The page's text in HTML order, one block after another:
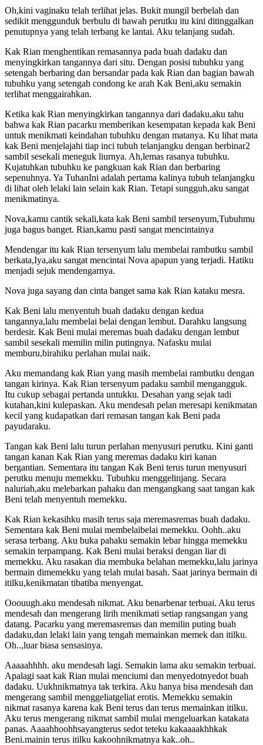
Oh,kini vaginaku telah terlihat jelas. Bukit mungil berbelah dan
sedikit menggunduk berbulu di bawah perutku itu kini ditinggalkan
penutupnya yang telah terbang ke lantai. Aku telanjang sudah.
Kak Rian menghentikan remasannya pada buah dadaku dan
menyingkirkan tangannya dari situ. Dengan posisi tubuhku yang
setengah berbaring dan bersandar pada kak Rian dan bagian bawah
tubuhku yang setengah condong ke arah Kak Beni,aku semakin
terlihat menggairahkan.
Ketika kak Rian menyingkirkan tangannya dari dadaku,aku tahu
bahwa kak Rian pacarku memberikan kesempatan kepada kak Beni
untuk menikmati keindahan tubuhku dengan matanya. Ku lihat mata
kak Beni menjelajahi tiap inci tubuh telanjangku dengan berbinar2
sambil sesekali meneguk liurnya. Ah,lemas rasanya tubuhku.
Kujatuhkan tubuhku ke pangkuan kak Rian dan berbaring
sepenuhnya. Ya TuhanIni adalah pertama kalinya tubuh telanjangku
di lihat oleh lelaki lain selain kak Rian. Tetapi sungguh,aku sangat
menikmatinya.
Nova,kamu cantik sekali,kata kak Beni sambil tersenyum,Tubuhmu
juga bagus banget. Rian,kamu pasti sangat mencintainya
Mendengar itu kak Rian tersenyum lalu membelai rambutku sambil
berkata,Iya,aku sangat mencintai Nova apapun yang terjadi. Hatiku
menjadi sejuk mendengarnya.
Nova juga sayang dan cinta banget sama kak Rian kataku mesra.
Kak Beni lalu menyentuh buah dadaku dengan kedua
tangannya,lalu membelai belai dengan lembut. Darahku langsung
berdesir. Kak Beni mulai meremas buah dadaku dengan lembut
sambil sesekali memilin milin putingnya. Nafasku mulai
memburu,birahiku perlahan mulai naik.
Aku memandang kak Rian yang masih membelai rambutku dengan
tangan kirinya. Kak Rian tersenyum padaku sambil mengangguk.
Itu cukup sebagai pertanda untukku. Desahan yang sejak tadi
kutahan,kini kulepaskan. Aku mendesah pelan meresapi kenikmatan
kecil yang kudapatkan dari remasan tangan kak Beni pada
payudaraku.
Tangan kak Beni lalu turun perlahan menyusuri perutku. Kini ganti
tangan kanan Kak Rian yang meremas dadaku kiri kanan
bergantian. Sementara itu tangan Kak Beni terus turun menyusuri
perutku menuju memekku. Tubuhku menggelinjang. Secara
naluriah,aku melebarkan pahaku dan mengangkang saat tangan kak
Beni telah menyentuh memekku.
Kak Rian kekasihku masih terus saja meremasremas buah dadaku.
Sementara kak Beni mulai membelaibelai memekku. Oohh..aku
serasa terbang. Aku buka pahaku semakin lebar hingga memekku
semakin terpampang. Kak Beni mulai beraksi dengan liar di
memekku. Aku rasakan dia membuka belahan memekku,lalu jarinya
bermain dimemekku yang telah mulai basah. Saat jarinya bermain di
itilku,kenikmatan tibatiba menyengat.
Ooouugh.aku mendesah nikmat. Aku benarbenar terbuai. Aku terus
mendesah dan mengerang lirih menikmati setiap rangsangan yang
datang. Pacarku yang meremasremas dan memilin puting buah
dadaku,dan lelaki lain yang tengah memainkan memek dan itilku.
Oh..,luar biasa sensasinya.
Aaaaahhhh. aku mendesah lagi. Semakin lama aku semakin terbuai.
Apalagi saat kak Rian mulai menciumi dan menyedotnyedot buah
dadaku. Uukhnikmatnya tak terkira. Aku hanya bisa mendesah dan
mengerang sambil menggeliatgeliat erotis. Memekku semakin
nikmat rasanya karena kak Beni terus dan terus memainkan itilku.
Aku terus mengerang nikmat sambil mulai mengeluarkan katakata
panas. Aaaahhoohhsayangterus sedot teteku kakaaaakhhkak
Beni.mainin terus itilku kakoohnikmatnya kak..oh..